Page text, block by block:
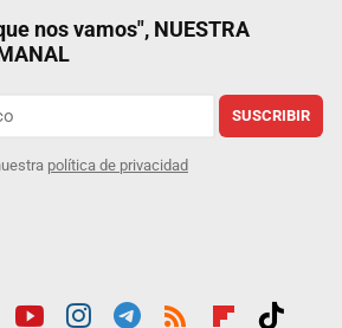
nos vamos", NUESTRA
SUSCRIBIR
política de privacidad